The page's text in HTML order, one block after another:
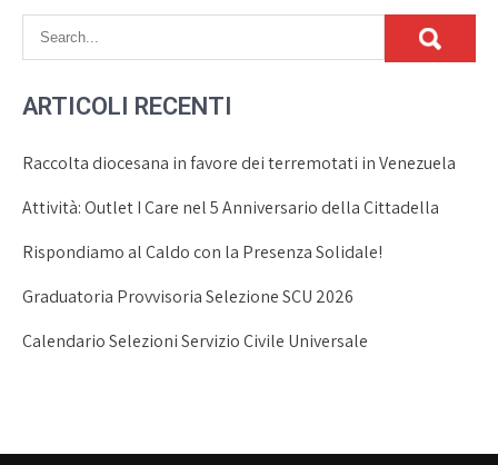
ARTICOLI RECENTI
Raccolta diocesana in favore dei terremotati in Venezuela
Attività: Outlet I Care nel 5 Anniversario della Cittadella
Rispondiamo al Caldo con la Presenza Solidale!
Graduatoria Provvisoria Selezione SCU 2026
Calendario Selezioni Servizio Civile Universale